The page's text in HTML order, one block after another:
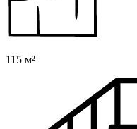
115 м²